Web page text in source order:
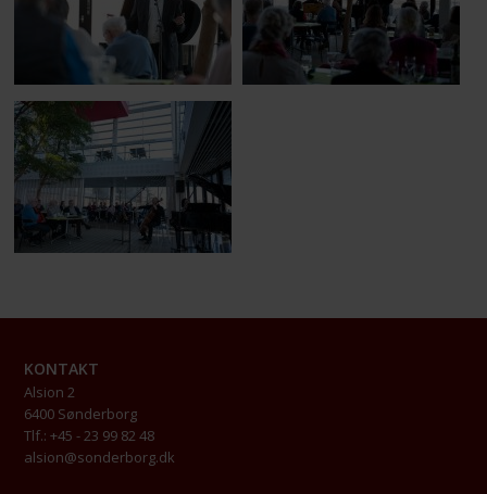
KONTAKT
Alsion 2
6400 Sønderborg
Tlf.: +45 - 23 99 82 48
alsion@sonderborg.dk